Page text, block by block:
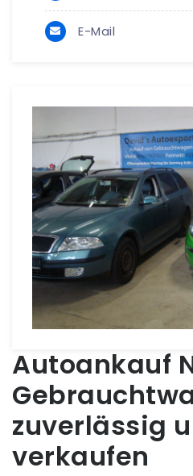
E-Mail
Autoankauf
zuverlässig
verkaufen